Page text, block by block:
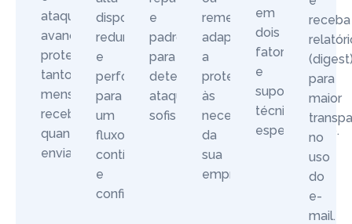
ataques
avançados,
protegendo
tanto
mensagens
recebidas
quanto
enviadas.
disponibilidade,
redundância
e
performance
para
um
fluxo
contínuo
e
confiável.
e
padrões
para
detectar
ataques
sofisticados.
remetente,
adaptando
a
proteção
às
necessidades
da
sua
empresa.
em
dois
fatores
e
suporte
técnico
especializado.
receba
para
maior
no
uso
do
e-
mail.